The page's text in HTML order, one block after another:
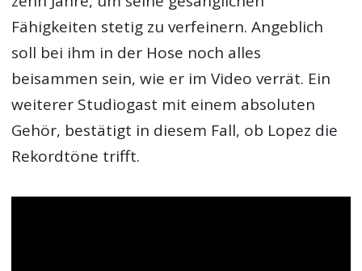
Fähigkeiten stetig zu verfeinern. Angeblich
soll bei ihm in der Hose noch alles
beisammen sein, wie er im Video verrät. Ein
weiterer Studiogast mit einem absoluten
Gehör, bestätigt in diesem Fall, ob Lopez die
Rekordtöne trifft.